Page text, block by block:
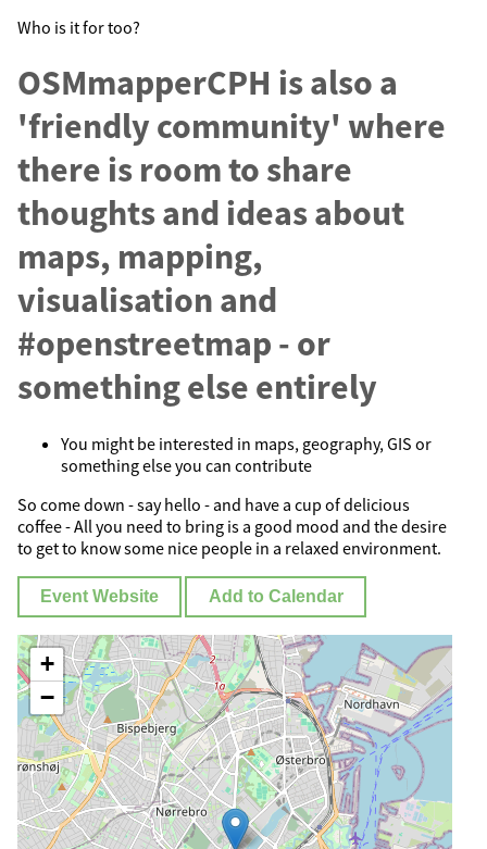
Who is it for too?
OSMmapperCPH is also a
'friendly community' where
there is room to share
thoughts and ideas about
maps, mapping,
visualisation and
#openstreetmap - or
something else entirely
You might be interested in maps, geography, GIS or
something else you can contribute
So come down - say hello - and have a cup of delicious
coffee - All you need to bring is a good mood and the desire
to get to know some nice people in a relaxed environment.
Event Website Add to Calendar
+
−